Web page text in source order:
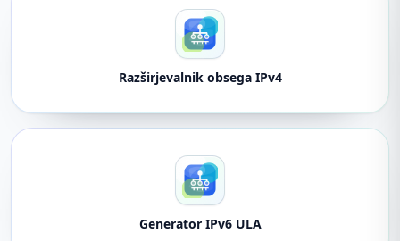
Razširjevalnik obsega IPv4
Generator IPv6 ULA